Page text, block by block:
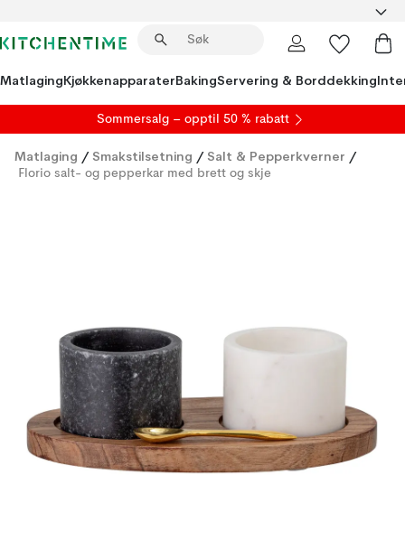
MatlagingKjøkkenapparaterBakingServering & Borddekking
Sommersalg – opptil 50 % rabatt
Matlaging / Smakstilsetning / Salt & Pepperkverner /
Florio salt- og pepperkar med brett og skje